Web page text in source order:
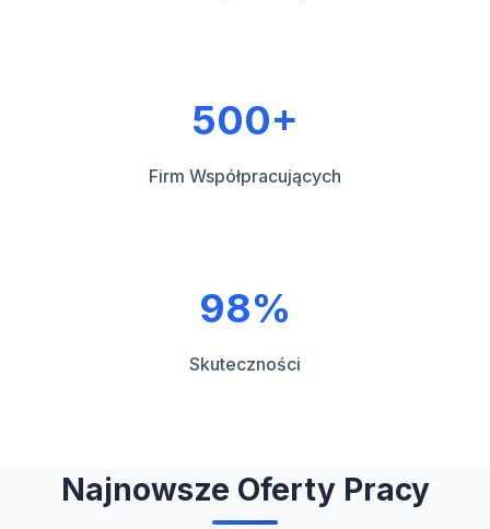
500+
Firm Współpracujących
98%
Skuteczności
Najnowsze Oferty Pracy